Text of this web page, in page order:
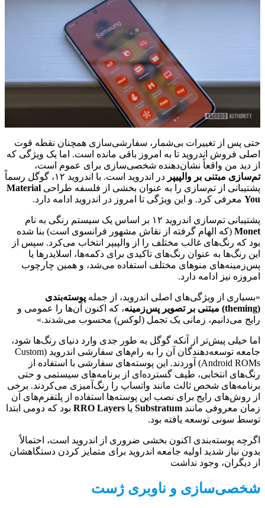
حتی پس از تغییرات بی‌شمار، سفارشی‌سازی همچنان نقطه قوت
اصلی فروش اندروید تا به امروز باقی مانده است. اما یک ویژگی که
از دید من واقعاً نشان‌دهنده شخصی‌سازی برای عموم است،
تم‌سازی مبتنی بر والپیپر
در اندروید است. با اندروید ۱۲، گوگل رسماً
پشتیبانی از تم‌سازی را به عنوان بخشی از فلسفه طراحی Material
You معرفی کرد. و این ویژگی تا امروز در اندروید ادامه دارد.
پشتیبانی تم‌سازی اندروید ۱۲ بر اساس یک سیستم رنگی به نام
Monet (که الهام گرفته از نقاش مشهور فرانسوی است) بنا شده
بود که رنگ‌های غالب مختلف را از والپیپر انتخاب می‌کرد. سپس از
این رنگ‌ها به عنوان رنگ‌های تاکیدی برای دکمه‌ها، اسلایدرها یا
پس‌زمینه‌های منوهای مختلف استفاده می‌شد، و همین چارچوب
امروزه نیز ادامه دارد.
«بسیاری از ویژگی‌های اصلی اندروید، از جمله پوسته‌بندی
(theming) مبتنی بر تصویر پس‌زمینه
، که اکنون آن‌ها را عمومی و
رایج می‌دانیم، زمانی یک تجمل (لوکس) محسوب می‌شدند.»
اما خیلی پیش‌تر از آنکه گوگل به طور جدی وارد دنیای رنگ‌ها شود،
جامعه توسعه‌دهندگان آن را به رام‌های سفارشی اندروید (Custom
Android ROMs) آوردند. این پوسته‌های سفارشی با استفاده از
رنگ‌های انتخابی، طیف گسترده‌ای از برنامه‌های سیستمی و حتی
برنامه‌های شخص ثالث مانند واتساپ را رنگ‌آمیزی می‌کردند. برخی
از روش‌های رایج برای نصب این پوسته‌ها استفاده از پلتفرم‌های آن
زمان معروفی مانند Substratum یا RRO Layers بود که دومی ابتدا
توسط سونی توسعه یافته بود.
اگرچه پوسته‌بندی اکنون بخشی ضروری از اندروید است، احتمالاً
بدون نیاز شدید اولیه جامعه اندروید برای متمایز کردن دستگاهشان
از دیگران، وجود نداشت
شخصی‌سازی و ناوبری ژست